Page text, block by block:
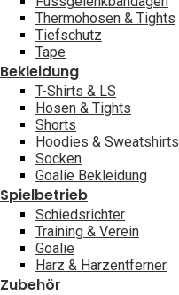
Thermohosen & Tights
Tiefschutz
Tape
Bekleidung
T-Shirts & LS
Hosen & Tights
Shorts
Hoodies & Sweatshirts
Socken
Goalie Bekleidung
Spielbetrieb
Schiedsrichter
Training & Verein
Goalie
Harz & Harzentferner
Zubehör